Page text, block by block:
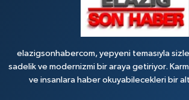
elazigsonhabercom, yepyeni temasıyla
sadelik ve modernizmi bir araya getiriyor.
ve insanlara haber okuyabilecekleri bir